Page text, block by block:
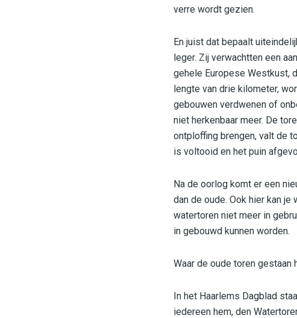
verre wordt gezien.
En juist dat bepaalt
leger. Zij verwachtten een
gehele Europese Westkust,
lengte van drie kilometer,
gebouwen verdwenen of
niet herkenbaar meer. De
ontploffing brengen, valt de
is voltooid en het puin
Na de oorlog komt er een
dan de oude. Ook hier kan
watertoren niet meer in
in gebouwd kunnen worden.
Waar de oude toren
In het Haarlems Dagblad
iedereen hem, den